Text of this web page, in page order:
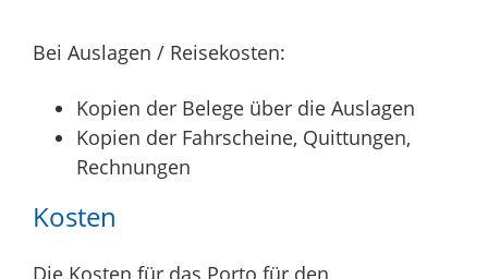
Bei Auslagen / Reisekosten:
Kopien der Belege über die Auslagen
Kopien der Fahrscheine, Quittungen,
Rechnungen
Kosten
Die Kosten für das Porto für den